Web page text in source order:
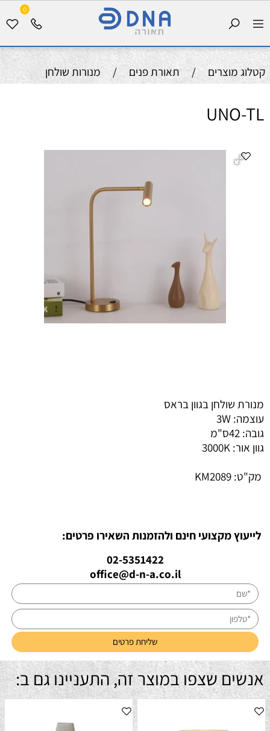
0
קטלוג מוצרים / תאורת פנים / מנורות שולחן
UNO-TL
מנורת שולחן בגוון בראס
עוצמה: 3W
גובה: 42ס"מ
גוון אור: 3000K
מק"ט: KM2089
לייעוץ מקצועי חינם ולהזמנות השאירו פרטים:
02-5351422
office@d-n-a.co.il
אנשים שצפו במוצר זה, התעניינו גם ב: